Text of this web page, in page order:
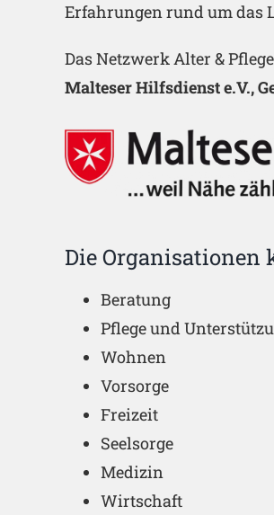
Erfahrungen rund um das
Das Netzwerk Alter &
Malteser Hilfsdienst e.V.,
Die Organisationen
Beratung
Pflege und
Wohnen
Vorsorge
Freizeit
Seelsorge
Medizin
Wirtschaft